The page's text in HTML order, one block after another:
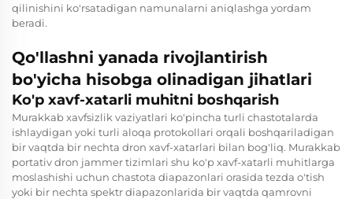
qilinishini ko'rsatadigan namunalarni aniqlashga yordam
beradi.
Qo'llashni yanada rivojlantirish
bo'yicha hisobga olinadigan jihatlari
Ko'p xavf-xatarli muhitni boshqarish
Murakkab xavfsizlik vaziyatlari ko'pincha turli chastotalarda
ishlaydigan yoki turli aloqa protokollari orqali boshqariladigan
bir vaqtda bir nechta dron xavf-xatarlari bilan bog'liq. Murakkab
portativ dron jammer tizimlari shu ko'p xavf-xatarli muhitlarga
moslashishi uchun chastota diapazonlari orasida tezda o'tish
yoki bir nechta spektr diapazonlarida bir vaqtda qamrovni